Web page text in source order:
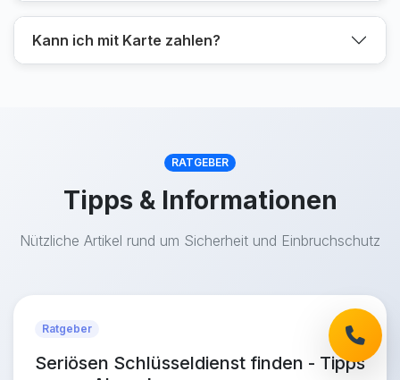
Kann ich mit Karte zahlen?
RATGEBER
Tipps & Informationen
Nützliche Artikel rund um Sicherheit und Einbruchschutz
Ratgeber
Seriösen Schlüsseldienst finden - Tipps